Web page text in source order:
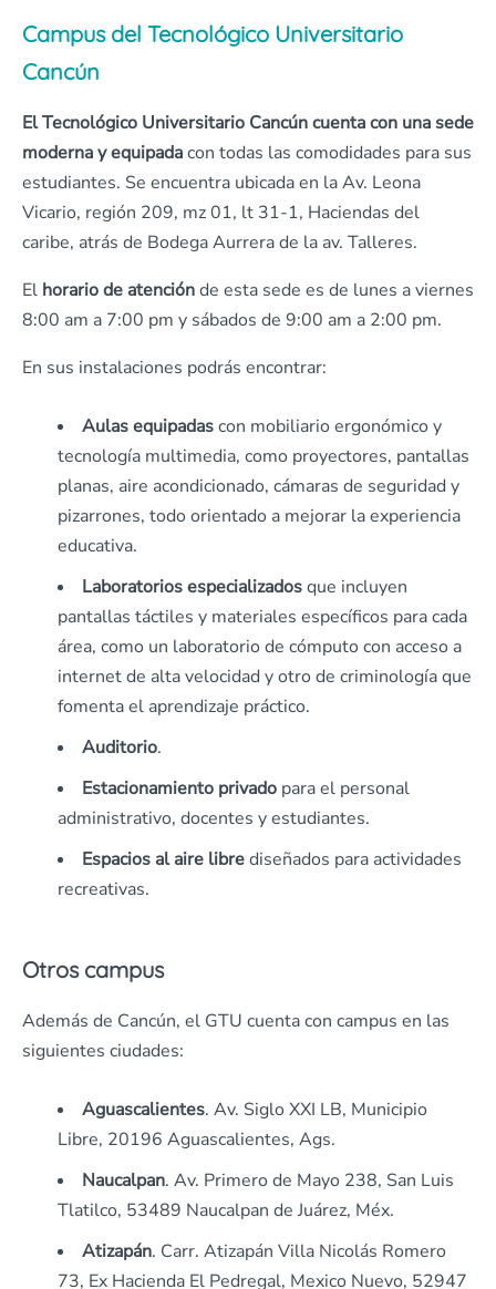
Campus del Tecnológico Universitario
Cancún
El Tecnológico Universitario Cancún cuenta con una sede
moderna y equipadacon todas las comodidades para sus
estudiantes. Se encuentra ubicada en la Av. Leona
Vicario, región 209, mz 01, lt 31-1, Haciendas del
caribe, atrás de Bodega Aurrera de la av. Talleres.
El horario de atenciónde esta sede es de lunes a viernes
8:00 am a 7:00 pm y sábados de 9:00 am a 2:00 pm.
En sus instalaciones podrás encontrar:
Aulas equipadascon mobiliario ergonómico y
tecnología multimedia, como proyectores, pantallas
planas, aire acondicionado, cámaras de seguridad y
pizarrones, todo orientado a mejorar la experiencia
educativa.
Laboratorios especializadosque incluyen
pantallas táctiles y materiales específicos para cada
área, como un laboratorio de cómputo con acceso a
internet de alta velocidad y otro de criminología que
fomenta el aprendizaje práctico.
Auditorio.
Estacionamiento privado para el personal
administrativo, docentes y estudiantes.
Espacios al aire librediseñados para actividades
recreativas.
Otros campus
Además de Cancún, el GTU cuenta con campus en las
siguientes ciudades:
Aguascalientes. Av. Siglo XXI LB, Municipio
Libre, 20196 Aguascalientes, Ags.
Naucalpan. Av. Primero de Mayo 238, San Luis
Tlatilco, 53489 Naucalpan de Juárez, Méx.
Atizapán. Carr. Atizapán Villa Nicolás Romero
73, Ex Hacienda El Pedregal, Mexico Nuevo, 52947